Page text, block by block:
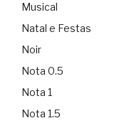
Musical
Natal e Festas
Noir
Nota 0.5
Nota 1
Nota 1.5